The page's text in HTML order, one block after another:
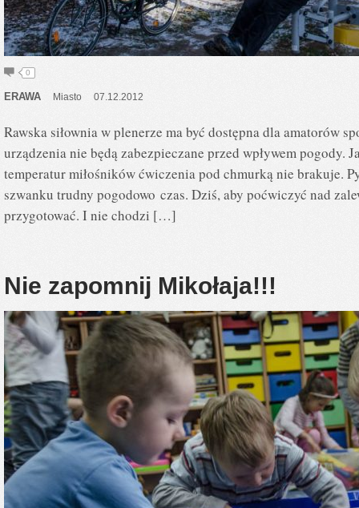
0
ERAWA Miasto 07.12.2012
Rawska siłownia w plenerze ma być dostępna dla amatorów
urządzenia nie będą zabezpieczane przed wpływem pogody.
temperatur miłośników ćwiczenia pod chmurką nie brakuje.
szwanku trudny pogodowo czas. Dziś, aby poćwiczyć nad
przygotować. I nie chodzi […]
Nie zapomnij Mikołaja!!!